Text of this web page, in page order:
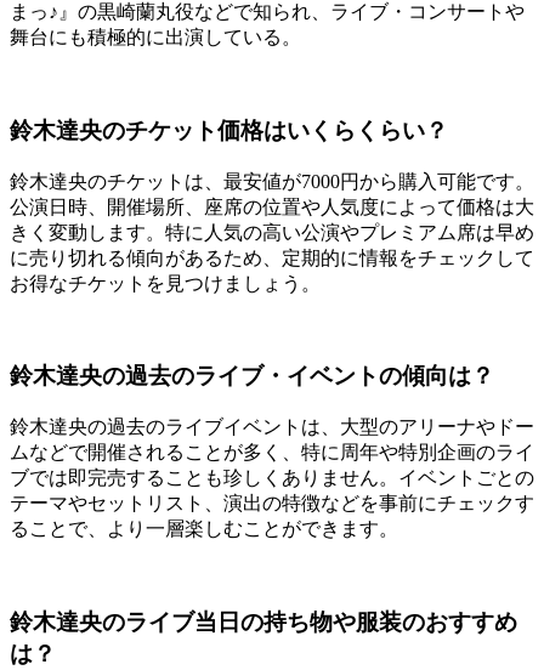
まっ♪』の黒崎蘭丸役などで知られ、ライブ・コンサートや
舞台にも積極的に出演している。
鈴木達央のチケット価格はいくらくらい？
鈴木達央のチケットは、最安値が7000円から購入可能です。
公演日時、開催場所、座席の位置や人気度によって価格は大
きく変動します。特に人気の高い公演やプレミアム席は早め
に売り切れる傾向があるため、定期的に情報をチェックして
お得なチケットを見つけましょう。
鈴木達央の過去のライブ・イベントの傾向は？
鈴木達央の過去のライブイベントは、大型のアリーナやドー
ムなどで開催されることが多く、特に周年や特別企画のライ
ブでは即完売することも珍しくありません。イベントごとの
テーマやセットリスト、演出の特徴などを事前にチェックす
ることで、より一層楽しむことができます。
鈴木達央のライブ当日の持ち物や服装のおすすめ
は？